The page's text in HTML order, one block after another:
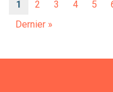
Page
1 Page
2 Page
3 Page
4 Page
5
Dernière
Dernier »